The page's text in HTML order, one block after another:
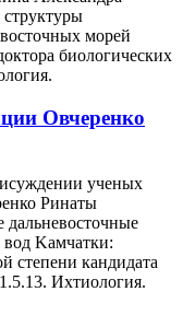
структуры
морей
биологических
Овчеренко
ученых
Ринаты
вод Kамчатки:
степени кандидата
Ихтиология.